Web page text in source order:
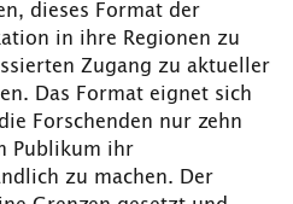
dieses Format der
in ihre Regionen zu
Zugang zu aktueller
Das Format eignet sich
Forschenden nur zehn
Publikum ihr
zu machen. Der